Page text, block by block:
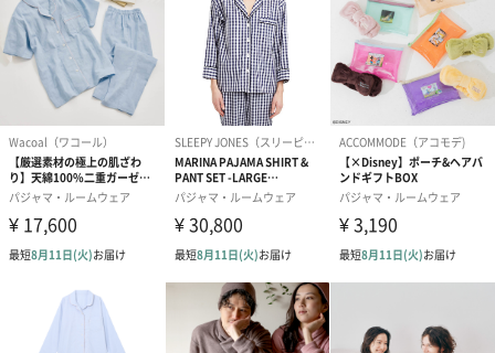
お届け内容
パジャマ×1枚
その他留意事
項
●ガスコンロや石油ストーブ、ライターの火などに近づ
くと、わずかな炎で表面の毛羽に火が走ることがあり
ます。着火すると大変危険ですので、着用時は火気に
十分ご注意ください。
●強く擦られたり、突起物などに触れたりした場合、表
面の糸が寄ったり切れたりすることがありますのでご
注意ください。ご使用時の摩擦によって毛羽立ち、毛
玉が発生することがあります。毛玉が気になる場合は
毛玉取り等で早めのお手入れをおすすめします。
●初めのうちは多少毛羽が付着することがありますので
一度お洗濯をされてからのご着用をお勧めします。
●型崩れを防ぐため、お洗濯は洗濯ネットを使用し、弱
●毛羽立ちや糸切れが起こりやすくなりますので、柔軟
剤のご使用はなるべくお避け下さい。また、お使いに
なられる際はできるだけ間隔を開けることをお勧めし